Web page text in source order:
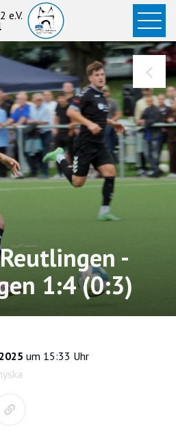
e.V.
-
1:4 (0:3)
um 15:33 Uhr